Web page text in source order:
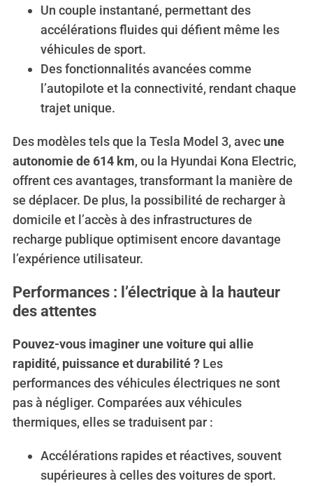
Un couple instantané, permettant des
accélérations fluides qui défient même les
véhicules de sport.
Des fonctionnalités avancées comme
l’autopilote et la connectivité, rendant chaque
trajet unique.
Des modèles tels que la Tesla Model 3, avec une
autonomie de 614 km, ou la Hyundai Kona Electric,
offrent ces avantages, transformant la manière de
se déplacer. De plus, la possibilité de recharger à
domicile et l’accès à des infrastructures de
recharge publique optimisent encore davantage
l’expérience utilisateur.
Performances : l’électrique à la hauteur
des attentes
Pouvez-vous imaginer une voiture qui allie
rapidité, puissance et durabilité ?Les
performances des véhicules électriques ne sont
pas à négliger. Comparées aux véhicules
thermiques, elles se traduisent par :
Accélérations rapides et réactives, souvent
supérieures à celles des voitures de sport.
S
e
r
c
h
f
o
r